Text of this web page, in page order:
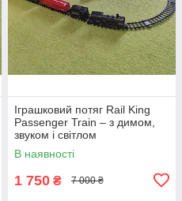
Іграшковий потяг Rail King
Passenger Train – з димом,
звуком і світлом
В наявності
1 750 ₴ 7 000 ₴